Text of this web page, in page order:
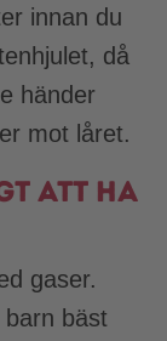
innan du
då
händer
mot låret.
att ha
gaser.
bäst